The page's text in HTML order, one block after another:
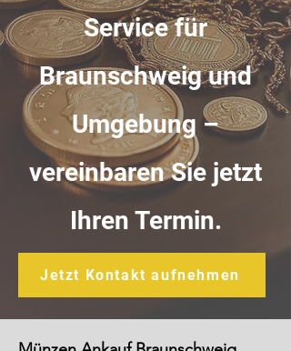
Service für
Braunschweig und
Umgebung –
vereinbaren Sie jetzt
Ihren Termin.
Jetzt Kontakt aufnehmen